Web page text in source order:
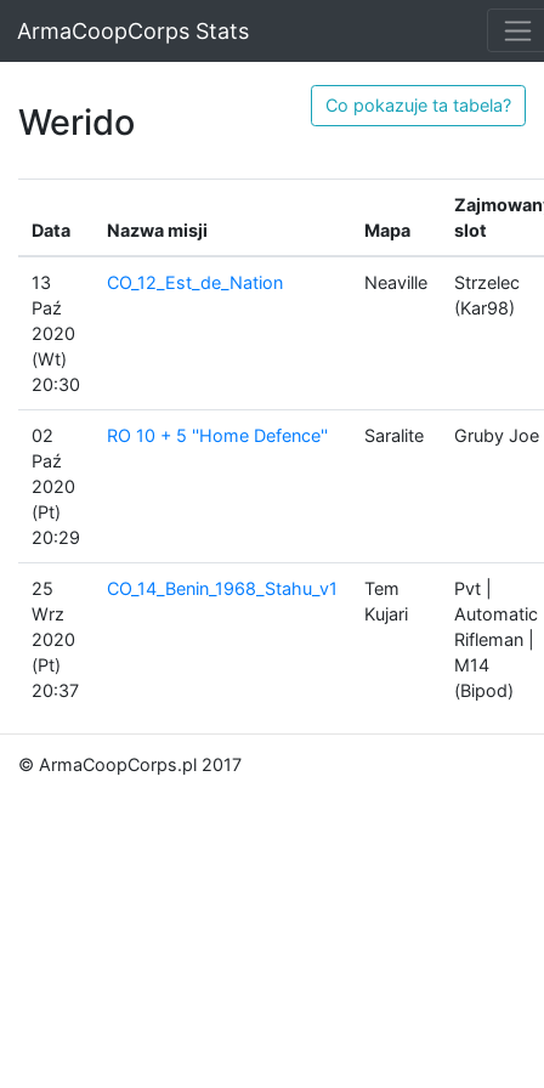
ArmaCoopCorps Stats
Werido Co pokazuje ta tabela?
Data Nazwa misji Mapa
slot
13
Paź
2020
(Wt)
20:30
CO_12_Est_de_Nation Neaville
Strzelec
(Kar98)
02
Paź
2020
(Pt)
20:29
RO 10 + 5 ''Home Defence'' Saralite Gruby Joe
25
Wrz
2020
(Pt)
20:37
CO_14_Benin_1968_Stahu_v1
Tem
Kujari
Pvt |
Automatic
Rifleman |
M14
(Bipod)
© ArmaCoopCorps.pl 2017